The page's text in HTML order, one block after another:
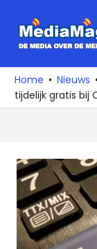
naar
media
over
de
Home Nieuws
tijdelijk gratis bij